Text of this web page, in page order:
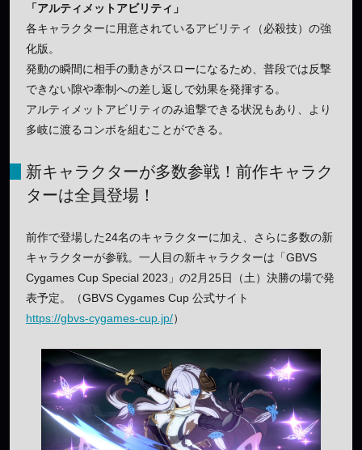
「アルティメットアビリティ」
各キャラクターに用意されているアビリティ（必殺技）の強
化版。
発動の瞬間に相手の動きがスローになるため、普段では反撃
できない隙や牽制への差し返しで効果を発揮する。
アルティメットアビリティのみ追撃できる状況もあり、より
多岐に渡るコンボを組むことができる。
新キャラクターが多数参戦！前作キャラク
ターは全員登場！
前作で登場した24名のキャラクターに加え、さらに多数の新
キャラクターが参戦。一人目の新キャラクターは「GBVS
Cygames Cup Special 2023」の2月25日（土）決勝の場で発
表予定。（GBVS Cygames Cup 公式サイト
https://gbvs-cygames-cup.jp/）